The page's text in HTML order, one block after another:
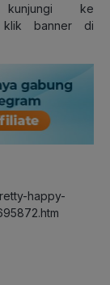
ke
klik banner di
happy-